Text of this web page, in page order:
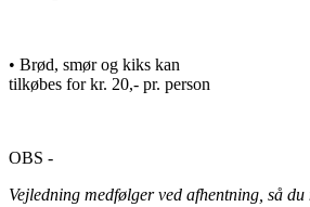
• Brød, smør og kiks kan
tilkøbes for kr. 20,- pr. person
OBS -
Vejledning medfølger ved afhentning, så